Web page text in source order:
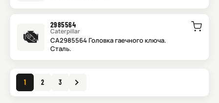
2985564
Caterpillar
CA2985564 Головка гаечного ключа.
Сталь.
1 2 3